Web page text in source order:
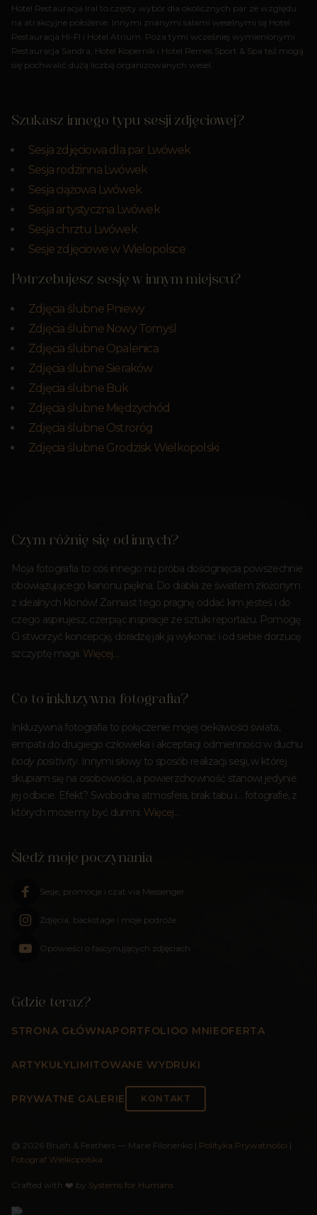
Hotel Restauracja Iral to częsty wybór dla okolicznych par ze względu
na atrakcyjne położenie. Innymi znanymi salami weselnymi są Hotel
Restauracja HI-FI i Hotel Atrium. Poza tymi wcześniej wymienionymi
Restauracja Sandra, Hotel Kopernik i Hotel Remes Sport & Spa też mogą
się pochwalić dużą liczbą organizowanych wesel.
Szukasz innego typu sesji zdjęciowej?
Sesja zdjęciowa dla par Lwówek
Sesja rodzinna Lwówek
Sesja ciążowa Lwówek
Sesja artystyczna Lwówek
Sesja chrztu Lwówek
Sesje zdjęciowe w Wielopolsce
Potrzebujesz sesję w innym miejscu?
Zdjęcia ślubne Pniewy
Zdjęcia ślubne Nowy Tomyśl
Zdjęcia ślubne Opalenica
Zdjęcia ślubne Sieraków
Zdjęcia ślubne Buk
Zdjęcia ślubne Międzychód
Zdjęcia ślubne Ostroróg
Zdjęcia ślubne Grodzisk Wielkopolski
Czym różnię się od innych?
Moja fotografia to coś innego niż próba doścignięcia powszechnie
obowiązującego kanonu piękna. Do diabła ze światem złożonym
z idealnych klonów! Zamiast tego pragnę oddać kim jesteś i do
czego aspirujesz, czerpiąc inspiracje ze sztuki reportażu. Pomogę
Ci stworzyć koncepcję, doradzę jak ją wykonać i od siebie dorzucę
szczyptę magii. Więcej…
Co to inkluzywna fotografia?
Inkluzywna fotografia to połączenie mojej ciekawości świata,
empatii do drugiego człowieka i akceptacji odmienności w duchu
body positivity. Innymi słowy to sposób realizacji sesji, w której
skupiam się na osobowości, a powierzchowność stanowi jedynie
jej odbicie. Efekt? Swobodna atmosfera, brak tabu i… fotografie, z
których możemy być dumni. Więcej…
Śledź moje poczynania
Sesje, promocje i czat via Messenger
Zdjęcia, backstage i moje podróże
Opowieści o fascynujących zdjęciach
Gdzie teraz?
STRONA GŁÓWNAPORTFOLIOO MNIEOFERTA
ARTYKUŁYLIMITOWANE WYDRUKI
PRYWATNE GALERIE KONTAKT
@ 2026 Brush & Feathers — Marie Filonenko | Polityka Prywatności |
Fotograf Wielkopolska
Crafted with ❤️ by Systems for Humans